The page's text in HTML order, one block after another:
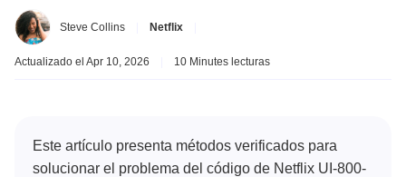
Steve Collins Netflix
Actualizado el Apr 10, 2026 10 Minutes lecturas
Este artículo presenta métodos verificados para
solucionar el problema del código de Netflix UI-800-